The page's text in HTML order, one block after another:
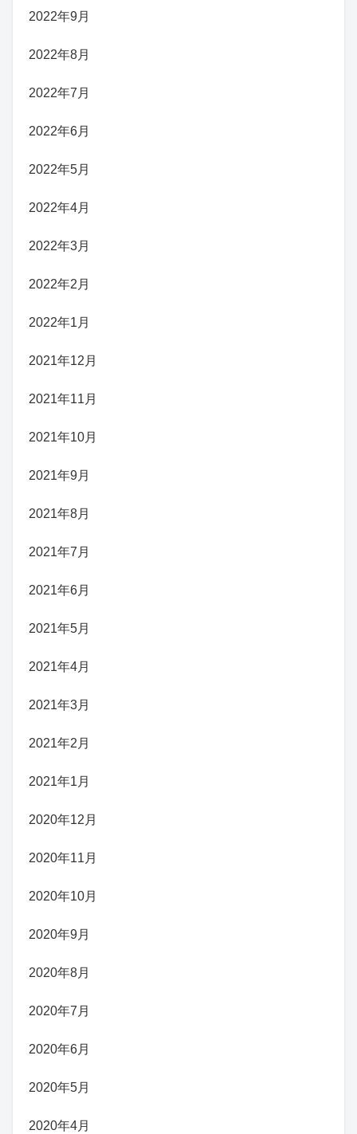
2022年9月
2022年8月
2022年7月
2022年6月
2022年5月
2022年4月
2022年3月
2022年2月
2022年1月
2021年12月
2021年11月
2021年10月
2021年9月
2021年8月
2021年7月
2021年6月
2021年5月
2021年4月
2021年3月
2021年2月
2021年1月
2020年12月
2020年11月
2020年10月
2020年9月
2020年8月
2020年7月
2020年6月
2020年5月
2020年4月